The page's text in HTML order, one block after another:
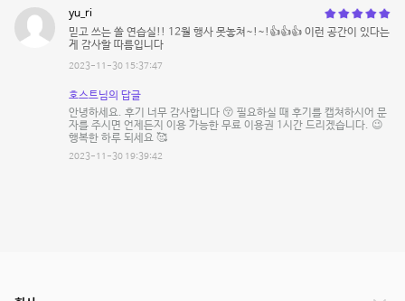
yu_ri
믿고 쓰는 쏠 연습실!! 12월 행사 못놓쳐~!~!👍👍👍 이런 공간이 있다는
게 감사할 따름입니다
2023-11-30 15:37:47
호스트님의 답글
안녕하세요. 후기 너무 감사합니다 😚 필요하실 때 후기를 캡쳐하시어 문
자를 주시면 언제든지 이용 가능한 무료 이용권 1시간 드리겠습니다. 😉
행복한 하루 되세요 🥰
2023-11-30 19:39:42